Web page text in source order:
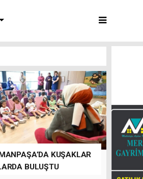
KUŞAKLAR
BULUŞTU